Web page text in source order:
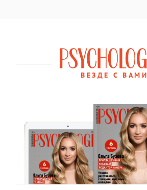
ВЕЗДЕ С ВАМИ